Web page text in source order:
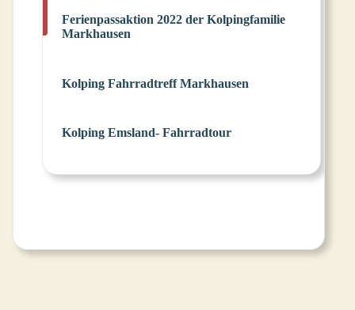
Ferienpassaktion 2022 der Kolpingfamilie
Markhausen
Kolping Fahrradtreff Markhausen
Kolping Emsland- Fahrradtour